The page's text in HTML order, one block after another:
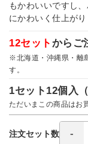
もかわいいですし
にかわいく仕上がり
12セット からご
※北海道・沖縄県・離
す。
1セット12個入（
ただいまこの商品はお
注文セット数